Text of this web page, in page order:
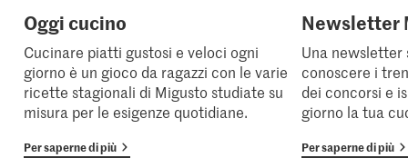
Oggi cucino
Cucinare piatti gustosi e veloci ogni
giorno è un gioco da ragazzi con le varie
ricette stagionali di Migusto studiate su
misura per le esigenze quotidiane.
Per saperne di più
Newsletter
Una
conoscere i
dei concorsi e
giorno la tua
Per saperne di più